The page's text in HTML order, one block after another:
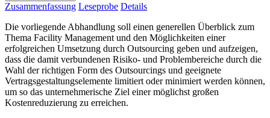
Zusammenfassung Leseprobe Details
Die vorliegende Abhandlung soll einen generellen Überblick zum
Thema Facility Management und den Möglichkeiten einer
erfolgreichen Umsetzung durch Outsourcing geben und aufzeigen,
dass die damit verbundenen Risiko- und Problembereiche durch die
Wahl der richtigen Form des Outsourcings und geeignete
Vertragsgestaltungselemente limitiert oder minimiert werden können,
um so das unternehmerische Ziel einer möglichst großen
Kostenreduzierung zu erreichen.